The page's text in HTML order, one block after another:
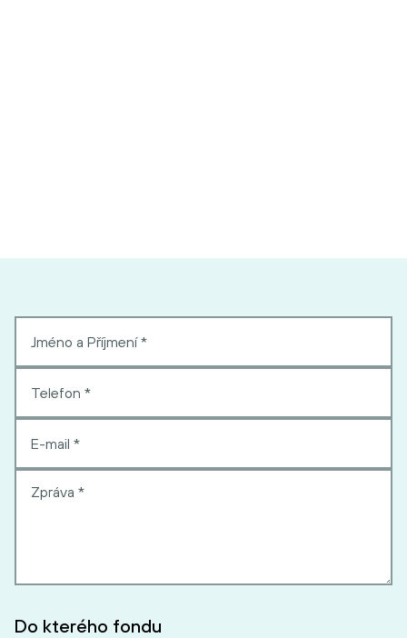
Do kterého fondu